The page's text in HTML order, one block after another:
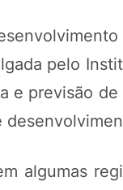
pelo
e previsão
algumas